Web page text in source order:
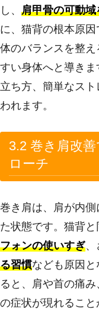
し、 肩甲骨の可動域
に、猫背の根本原
体のバランスを整
すい身体へと導き
立ち方、簡単なス
われます。
3.2 巻き肩改
ローチ
巻き肩は、肩が内
た状態です。猫背と
フォンの使いすぎ、
る習慣なども原因
ると、肩や首の痛
の症状が現れること